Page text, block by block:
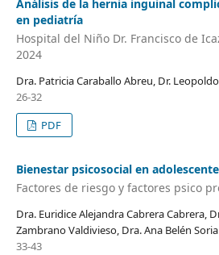
Análisis de la hernia inguinal
en pediatría
Hospital del Niño Dr. Francisco de
2024
Dra. Patricia Caraballo Abreu, Dr.
26-32
PDF
Bienestar psicosocial en
Factores de riesgo y factores psico
Dra. Euridice Alejandra Cabrera Cabrera,
Zambrano Valdivieso, Dra. Ana Belén
33-43